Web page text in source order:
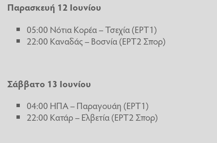
Παρασκευή 12 Ιουνίου
05:00 Νότια Κορέα – Τσεχία (ΕΡΤ1)
22:00 Καναδάς – Βοσνία (ΕΡΤ2 Σπορ)
Σάββατο 13 Ιουνίου
04:00 ΗΠΑ – Παραγουάη (ΕΡΤ1)
22:00 Κατάρ – Ελβετία (ΕΡΤ2 Σπορ)